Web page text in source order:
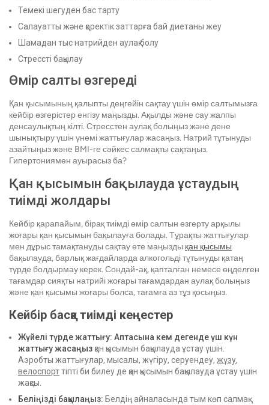
Темекі шегуден бас тарту
Салауатты және қоректік заттарға бай диетаны жеу
Шамадан тыс натрийден аулақ болу
Стрессті бақылау
Өмір салты өзгереді
Қан қысымының қалыпты деңгейін сақтау үшін өмір салтымызға
кейбір өзгерістер енгізу маңызды. Ақылды және сау жалпы
денсаулықтың кілті. Стресстен аулақ болыңыз және дене
шынықтыру үшін үнемі жаттығулар жасаңыз. Натрий тұтынуды
азайтыңыз және BMI-ге сәйкес салмақты сақтаңыз.
Гипертониямен ауырасыз ба?
Қан қысымын бақылауда ұстаудың
тиімді жолдары
Кейбір қарапайым, бірақ тиімді өмір салтын өзгерту арқылы
жоғары қан қысымын бақылауға болады. Тұрақты жаттығулар
мен дұрыс тамақтануды сақтау өте маңызды қан қысымы
бақылауда, барлық жағдайларда алкогольді тұтынуды қатаң
түрде болдырмау керек. Сондай-ақ, қапталған немесе өңделген
тағамдар сияқты натрийі жоғары тағамдардан аулақ болыңыз
және қан қысымы жоғары болса, тағамға аз тұз қосыңыз.
Кейбір басқа тиімді кеңестер
Жүйелі түрде жаттығу: Аптасына кем дегенде үш күн
жаттығу жасаңыз қан қысымын бақылауда ұстау үшін.
Аэробты жаттығулар, мысалы, жүгіру, серуендеу, жүзу,
велоспорттіпті би билеу де қан қысымын бақылауда ұстау үшін
жақсы.
Беліңізді бақылаңыз: Белдің айналасында тым көп салмақ